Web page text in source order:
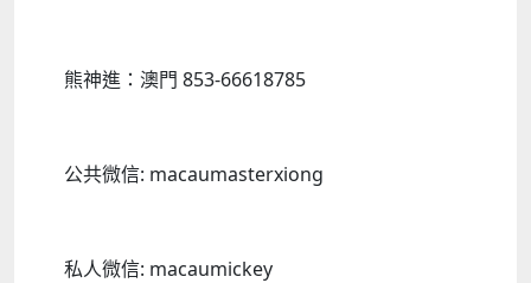
熊神進：澳門 853-66618785
公共微信: macaumasterxiong
私人微信: macaumickey